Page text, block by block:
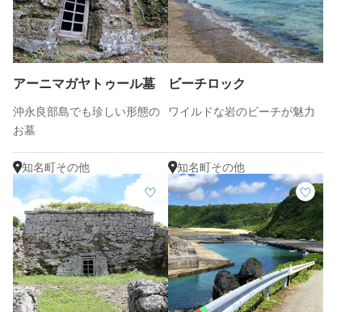
アーニマガヤトゥール墓
沖永良部島でも珍しい形態の
お墓
知名町その他
ビーチロック
ワイルドな岩のビーチが魅力
知名町その他